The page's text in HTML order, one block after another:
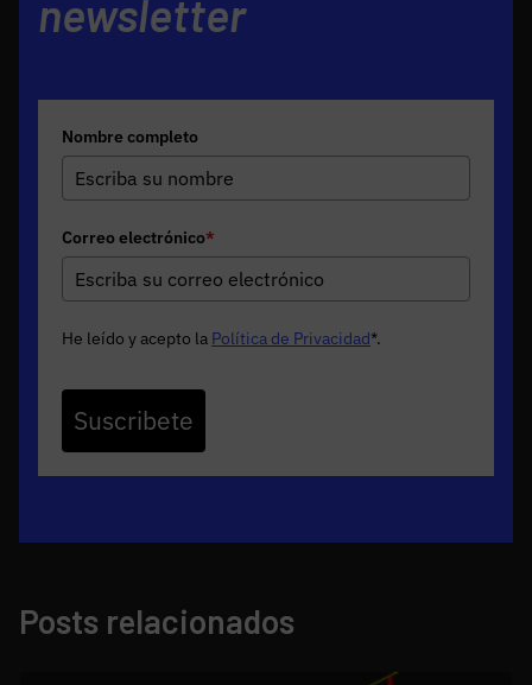
newsletter
Nombre completo
Correo electrónico*
He leído y acepto la Política de Privacidad*.
Suscribete
Posts relacionados